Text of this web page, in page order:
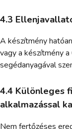
4.3
A készítmény
vagy a készítmény
segédanyagával
4.4 Különleges
alkalmazással
Nem fertőzéses